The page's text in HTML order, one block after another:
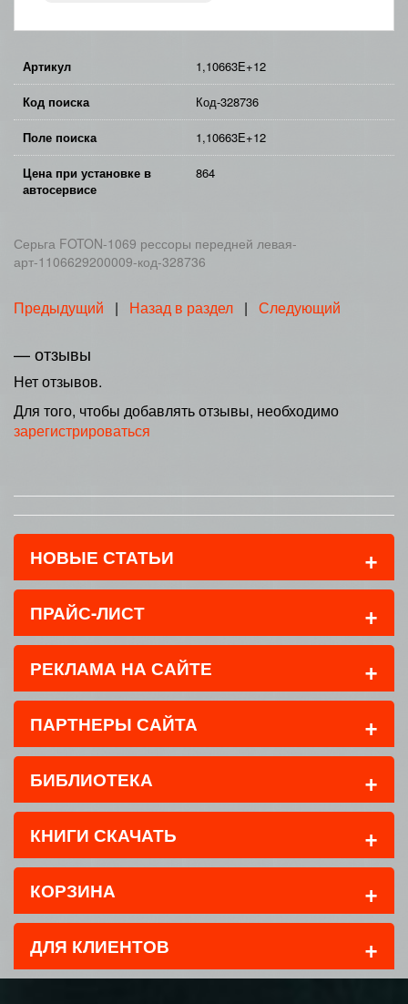
Артикул 1,10663E+12
Код поиска Код-328736
Поле поиска 1,10663E+12
Цена при установке в
автосервисе
864
Серьга FOTON-1069 рессоры передней левая-
арт-1106629200009-код-328736
Предыдущий | Назад в раздел | Следующий
— отзывы
Нет отзывов.
Для того, чтобы добавлять отзывы, необходимо
зарегистрироваться
НОВЫЕ СТАТЬИ +
ПРАЙС-ЛИСТ +
РЕКЛАМА НА САЙТЕ +
ПАРТНЕРЫ САЙТА +
БИБЛИОТЕКА +
КНИГИ СКАЧАТЬ +
КОРЗИНА +
ДЛЯ КЛИЕНТОВ +